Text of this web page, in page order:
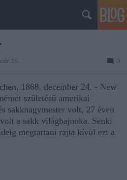
15. 0
1868. december 24. - New
születésű amerikai
sakknagymester volt, 27 éven
a sakk világbajnoka. Senki
megtartani rajta kívül ezt a